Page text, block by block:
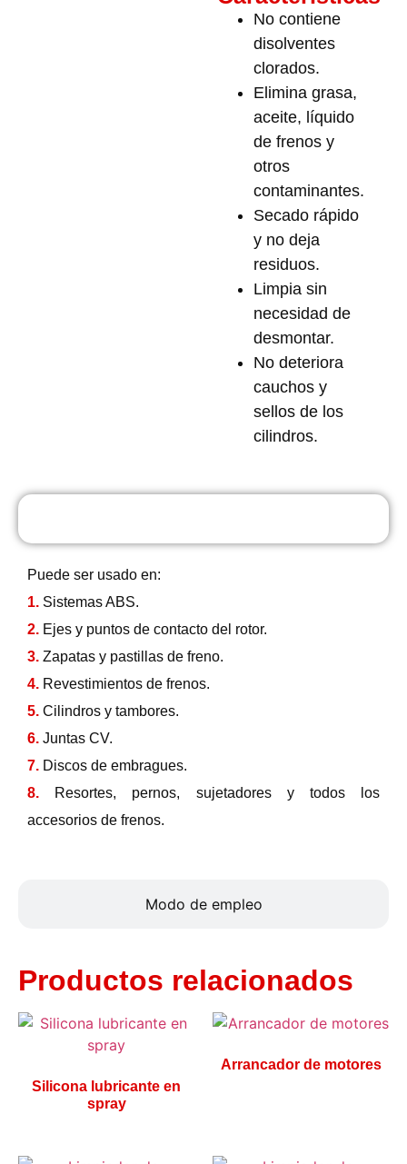
No contiene
disolventes
clorados.
Elimina grasa,
aceite, líquido
de frenos y
otros
contaminantes.
Secado rápido
y no deja
residuos.
Limpia sin
necesidad de
desmontar.
No deteriora
cauchos y
sellos de los
cilindros.
Modo de empleo
Puede ser usado en:
1. Sistemas ABS.
2. Ejes y puntos de contacto del rotor.
3. Zapatas y pastillas de freno.
4. Revestimientos de frenos.
5. Cilindros y tambores.
6. Juntas CV.
7. Discos de embragues.
8.
Resortes, pernos, sujetadores y todos los
accesorios de frenos.
Productos relacionados
Silicona lubricante en
spray
Arrancador de motores